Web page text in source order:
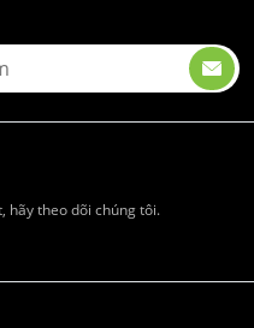
hãy theo dõi chúng tôi.